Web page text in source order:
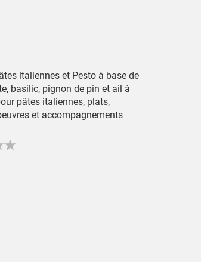
italiennes et Pesto à base de
basilic, pignon de pin et ail à
pâtes italiennes, plats,
et accompagnements